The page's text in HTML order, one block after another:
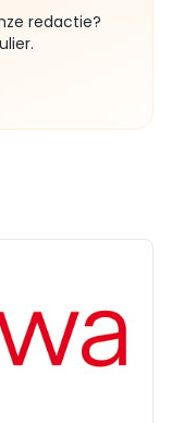
redactie?